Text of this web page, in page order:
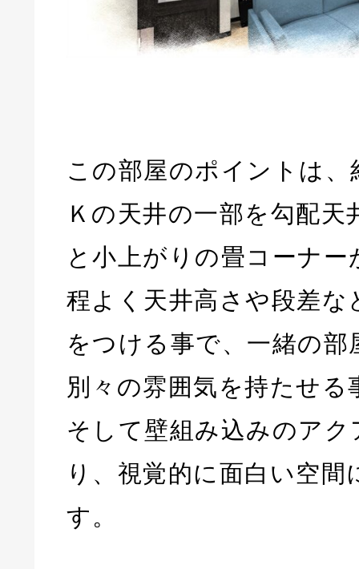
この部屋のポイントは
Ｋの天井の一部を勾配天
と小上がりの畳コーナ
程よく天井高さや段差な
をつける事で、一緒の
別々の雰囲気を持たせる
そして壁組み込みのア
り、視覚的に面白い空
す。